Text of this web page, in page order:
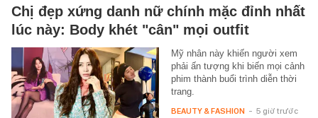
Chị đẹp xứng danh nữ chính mặc đỉnh nhất
lúc này: Body khét "cân" mọi outfit
Mỹ nhân này khiến người xem
phải ấn tượng khi biến mọi cảnh
phim thành buổi trình diễn thời
trang.
BEAUTY & FASHION - 5 giờ trước